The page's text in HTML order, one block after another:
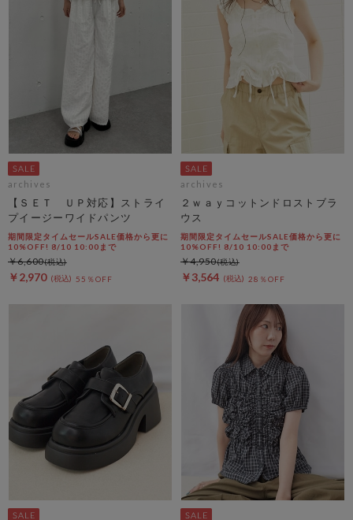
archives
【ＳＥＴ ＵＰ対応】ストライ
プイージーワイドパンツ
期間限定タイムセールSALE価格から更に
10%OFF! 8/10 10:00まで
￥2,970 55％OFF
￥6,600
archives
２ｗａｙコットンドロストブラ
ウス
期間限定タイムセールSALE価格から更に
10%OFF! 8/10 10:00まで
￥3,564 28％OFF
￥4,950